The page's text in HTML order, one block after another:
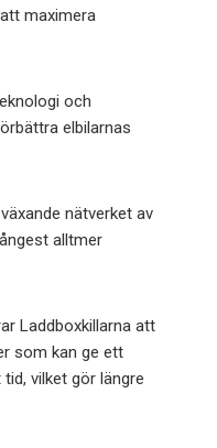
maximera
och
elbilarnas
nätverket av
alltmer
Laddboxkillarna att
som kan ge ett
vilket gör längre